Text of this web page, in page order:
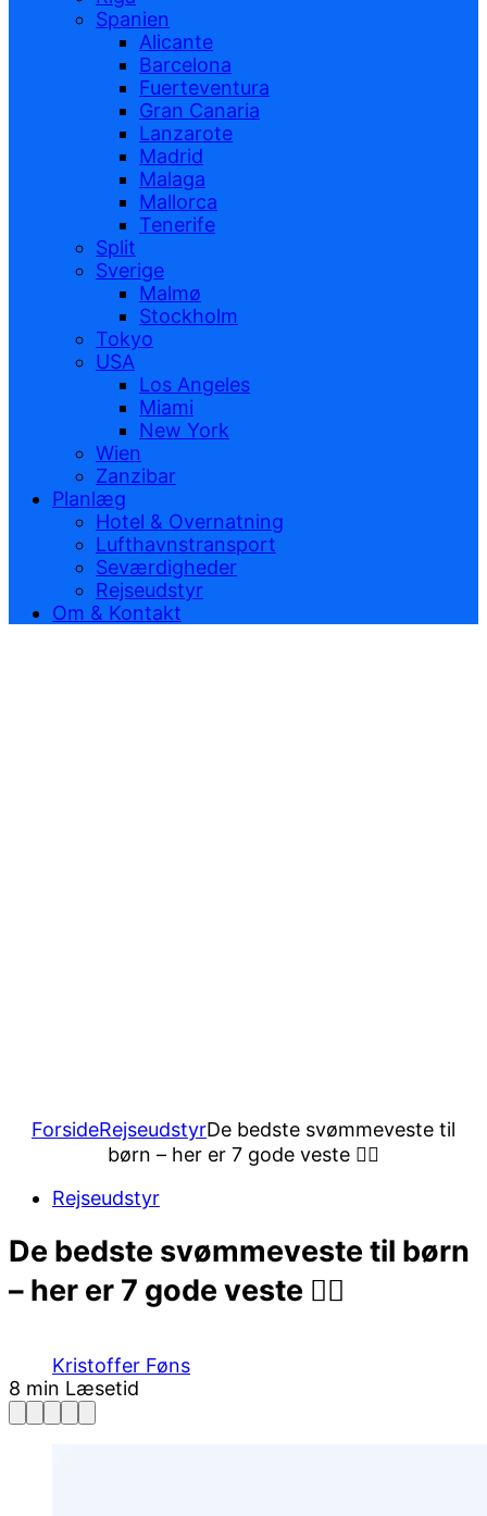
Spanien
Alicante
Barcelona
Fuerteventura
Gran Canaria
Lanzarote
Madrid
Malaga
Mallorca
Tenerife
Split
Sverige
Malmø
Stockholm
Tokyo
USA
Los Angeles
Miami
New York
Wien
Zanzibar
Planlæg
Hotel & Overnatning
Lufthavnstransport
Seværdigheder
Rejseudstyr
Om & Kontakt
ForsideRejseudstyrDe bedste svømmeveste til
børn – her er 7 gode veste 🏊🏻
Rejseudstyr
De bedste svømmeveste til børn
– her er 7 gode veste 🏊🏻
Kristoffer Føns
8 min Læsetid
Facebook
Pinterest
Twitter
PrintEmail